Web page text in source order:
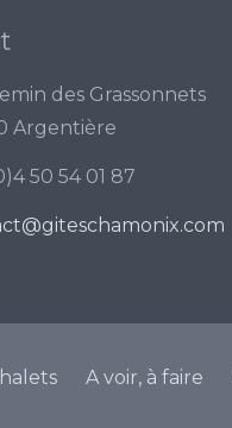
des Grassonnets
Argentière
50 54 01 87
A voir, à faire